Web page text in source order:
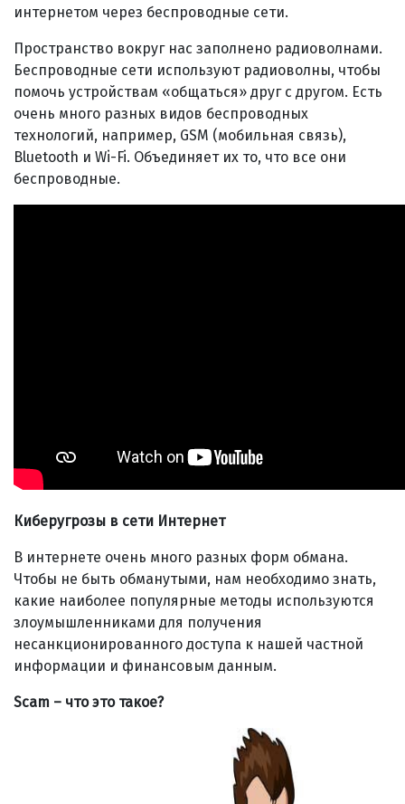
интернетом через беспроводные сети.
Пространство вокруг нас заполнено радиоволнами.
Беспроводные сети используют радиоволны, чтобы
помочь устройствам «общаться» друг с другом. Есть
очень много разных видов беспроводных
технологий, например, GSM (мобильная связь),
Bluetooth и Wi-Fi. Объединяет их то, что все они
беспроводные.
Киберугрозы в сети Интернет
В интернете очень много разных форм обмана.
Чтобы не быть обманутыми, нам необходимо знать,
какие наиболее популярные методы используются
злоумышленниками для получения
несанкционированного доступа к нашей частной
информации и финансовым данным.
Scam – что это такое?